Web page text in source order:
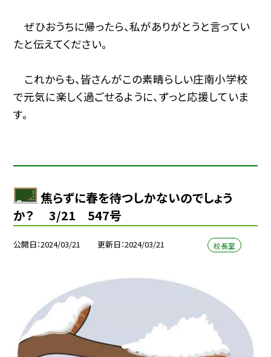
ぜひおうちに帰ったら、私がありがとうと言ってい
たと伝えてください。
これからも、皆さんがこの素晴らしい庄南小学校
で元気に楽しく過ごせるように、ずっと応援していま
す。
焦らずに春を待つしかないのでしょう
か？ 3/21 547号
公開日 2024/03/21 更新日 2024/03/21 校長室